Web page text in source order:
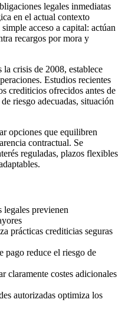
legales inmediatas
en el actual contexto
acceso a capital: actúan
recargos por mora y
crisis de 2008, establece
Estudios recientes
crediticios ofrecidos antes de
riesgo adecuadas, situación
opciones que equilibren
contractual. Se
reguladas, plazos flexibles
legales previenen
prácticas crediticias seguras
pago reduce el riesgo de
claramente costes adicionales
autorizadas optimiza los